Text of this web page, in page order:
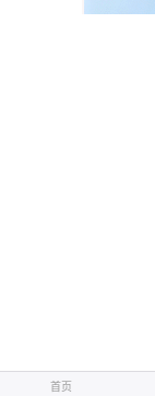
首页